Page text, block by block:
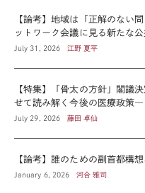
【論考】地域は「正解のない
ットワーク会議に見る新たな
July 31, 2026 江野 夏平
【特集】「骨太の方針」閣議
せて読み解く今後の医療政策―
July 29, 2026 藤田 卓仙
【論考】誰のための副首都構
January 6, 2026 河合 雅司